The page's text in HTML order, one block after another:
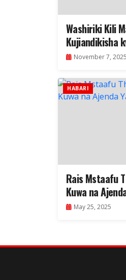
Washiriki Kili
Kujiandikisha
November 7, 2025
HABARI
Rais Mstaafu
Kuwa na
May 25, 2025